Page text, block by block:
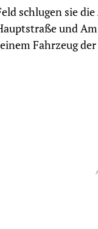
schlugen sie
und
Fahrzeug